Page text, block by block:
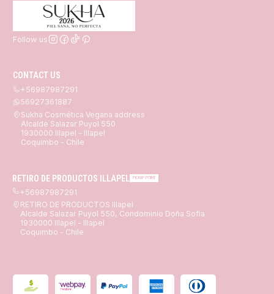
Follow us
CONTACT US
+56987987291
56927361887
Sukha Cosmética Vegana address
Alcalde Salazar Puyol 550
1930000 Illapel - Illapel
Coquimbo - Chile
RETIRO DE PRODUCTOS ILLAPEL PICKUP POINT
+56987987291
RETIRO DE PRODUCTOS Illapel
Alcalde Salazar Puyol 550, Condominio Doña Sofia
1930000 Illapel - Illapel
Coquimbo - Chile